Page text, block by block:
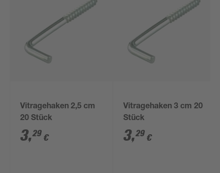
Vitragehaken 2,5 cm
20 Stück
3,29 €
Vitragehaken 3 cm 20
Stück
3,29 €